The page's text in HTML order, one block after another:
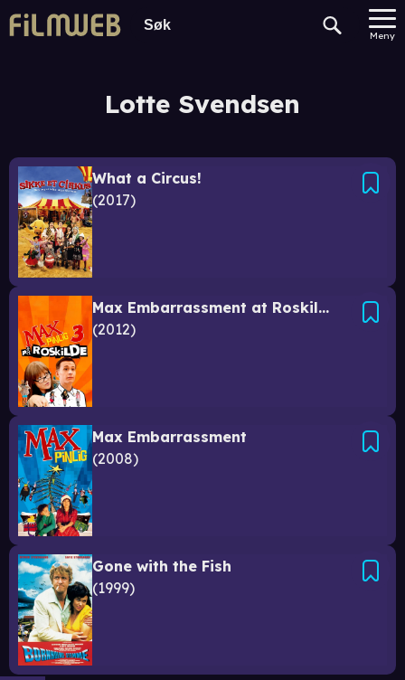
Meny
Lotte Svendsen
What a Circus!
2017
Max Embarrassment at Roskilde
2012
Max Embarrassment
2008
Gone with the Fish
1999